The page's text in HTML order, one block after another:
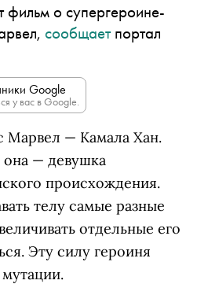
фильм о супергероине-
сообщаетпортал
Google
у вас в Google.
Марвел — Камала Хан.
— девушка
происхождения.
телу самые разные
отдельные его
Эту силу героиня